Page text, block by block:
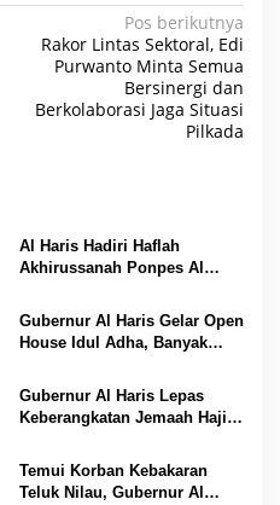
Pos berikutnya
Rakor Lintas Sektoral, Edi
Purwanto Minta Semua
Bersinergi dan
Berkolaborasi Jaga Situasi
Pilkada
Al Haris Hadiri Haflah
Akhirussanah Ponpes Al
Gubernur Al Haris Gelar Open
House Idul Adha, Banyak
Gubernur Al Haris Lepas
Keberangkatan Jemaah Haji
Temui Korban Kebakaran
Teluk Nilau, Gubernur Al